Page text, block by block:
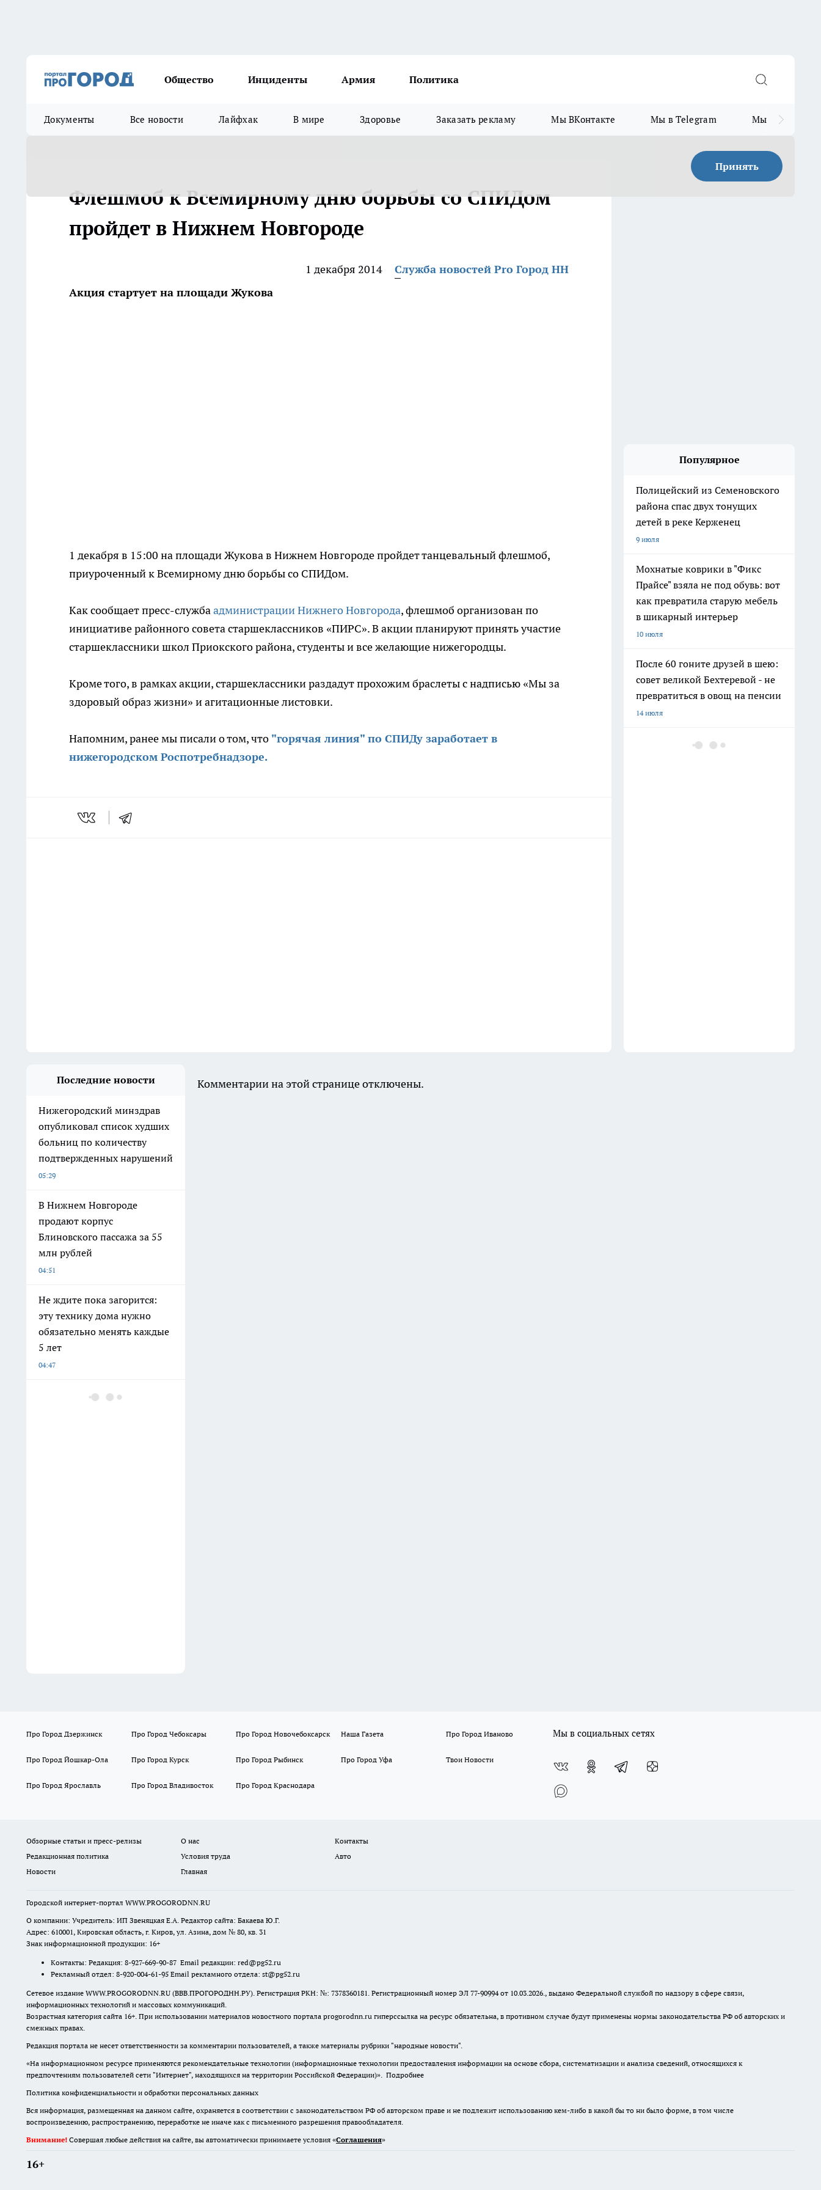
Общество Инциденты Армия Политика
Документы Все новости Лайфхак В мире Здоровье Заказать рекламу Мы ВКонтакте Мы в Telegram Мы в MAX
Принять
Флешмоб к Всемирному дню борьбы со СПИДом
пройдет в Нижнем Новгороде
1 декабря 2014
Служба новостей Pro Город НН
Акция стартует на площади Жукова
1 декабря в 15:00 на площади Жукова в Нижнем Новгороде пройдет танцевальный флешмоб,
приуроченный к Всемирному дню борьбы со СПИДом.
Как сообщает пресс-службаадминистрации Нижнего Новгорода, флешмоб организован по
инициативе районного совета старшеклассников «ПИРС». В акции планируют принять участие
старшеклассники школ Приокского района, студенты и все желающие нижегородцы.
Кроме того, в рамках акции, старшеклассники раздадут прохожим браслеты с надписью «Мы за
здоровый образ жизни» и агитационные листовки.
Напомним, ранее мы писали о том, что "горячая линия" по СПИДу заработает в
нижегородском Роспотребнадзоре.
Популярное
Полицейский из Семеновского
района спас двух тонущих
детей в реке Керженец
9 июля
Мохнатые коврики в "Фикс
Прайсе" взяла не под обувь: вот
как превратила старую мебель
в шикарный интерьер
10 июля
После 60 гоните друзей в шею:
совет великой Бехтеревой - не
превратиться в овощ на пенсии
14 июля
Последние новости
Нижегородский минздрав
опубликовал список худших
больниц по количеству
подтвержденных нарушений
05:29
В Нижнем Новгороде
продают корпус
Блиновского пассажа за 55
млн рублей
04:51
Не ждите пока загорится:
эту технику дома нужно
обязательно менять каждые
5 лет
04:47
Комментарии на этой странице отключены.
Про Город Дзержинск Про Город Чебоксары Про Город Новочебоксарск Наша Газета Про Город Иваново
Про Город Йошкар-Ола Про Город Курск Про Город Рыбинск Про Город Уфа Твои Новости
Про Город Ярославль Про Город Владивосток Про Город Краснодара
Мы в социальных сетях
Обзорные статьи и пресс-релизы О нас
Контакты
Редакционная политика
Условия труда
Авто
Новости
Главная
Городской интернет-портал WWW.PROGORODNN.RU
О компании: Учредитель: ИП Звеняцкая Е.А. Редактор сайта: Бакаева Ю.Г.
Адрес: 610001, Кировская область, г. Киров, ул. Азина, дом № 80, кв. 31
Знак информационной продукции: 16+
Контакты: Редакция: 8-927-669-90-87 Email редакции: red@pg52.ru
Рекламный отдел: 8-920-004-61-95 Email рекламного отдела: st@pg52.ru
Сетевое издание WWW.PROGORODNN.RU (ВВВ.ПРОГОРОДНН.РУ). Регистрация РКН: №: 7378360181. Регистрационный номер ЭЛ 77-90994 от 10.03.2026., выдано Федеральной службой по надзору в сфере связи,
информационных технологий и массовых коммуникаций.
Возрастная категория сайта 16+. При использовании материалов новостного портала progorodnn.ru гиперссылка на ресурс обязательна, в противном случае будут применены нормы законодательства РФ об авторских и
смежных правах.
Редакция портала не несет ответственности за комментарии пользователей, а также материалы рубрики "народные новости".
«На информационном ресурсе применяются рекомендательные технологии (информационные технологии предоставления информации на основе сбора, систематизации и анализа сведений, относящихся к
предпочтениям пользователей сети "Интернет", находящихся на территории Российской Федерации)». Подробнее
Политика конфиденциальности и обработки персональных данных
Вся информация, размещенная на данном сайте, охраняется в соответствии с законодательством РФ об авторском праве и не подлежит использованию кем-либо в какой бы то ни было форме, в том числе
воспроизведению, распространению, переработке не иначе как с письменного разрешения правообладателя.
Внимание! Совершая любые действия на сайте, вы автоматически принимаете условия «Cоглашения»
16+